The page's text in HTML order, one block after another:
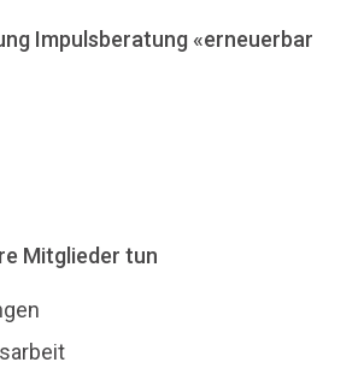
Impulsberatung «erneuerbar
Mitglieder tun